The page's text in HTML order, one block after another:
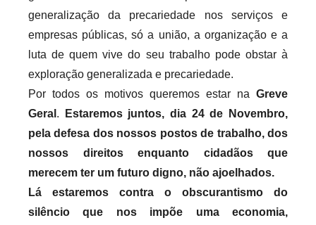
generalização da precariedade nos serviços e
empresas públicas, só a união, a organização e a
luta de quem vive do seu trabalho pode obstar à
exploração generalizada e precariedade.
Por todos os motivos queremos estar na Greve
Geral .
Estaremos juntos, dia 24 de Novembro,
pela defesa dos nossos postos de trabalho, dos
nossos direitos enquanto cidadãos que
merecem ter um futuro digno, não ajoelhados.
Lá estaremos contra o obscurantismo do
silêncio que nos impõe uma economia,